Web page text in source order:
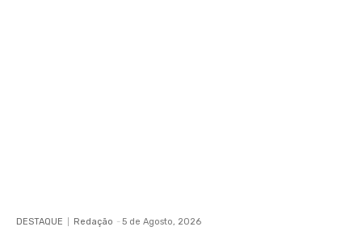
DESTAQUE Redação - 5 de Agosto, 2026